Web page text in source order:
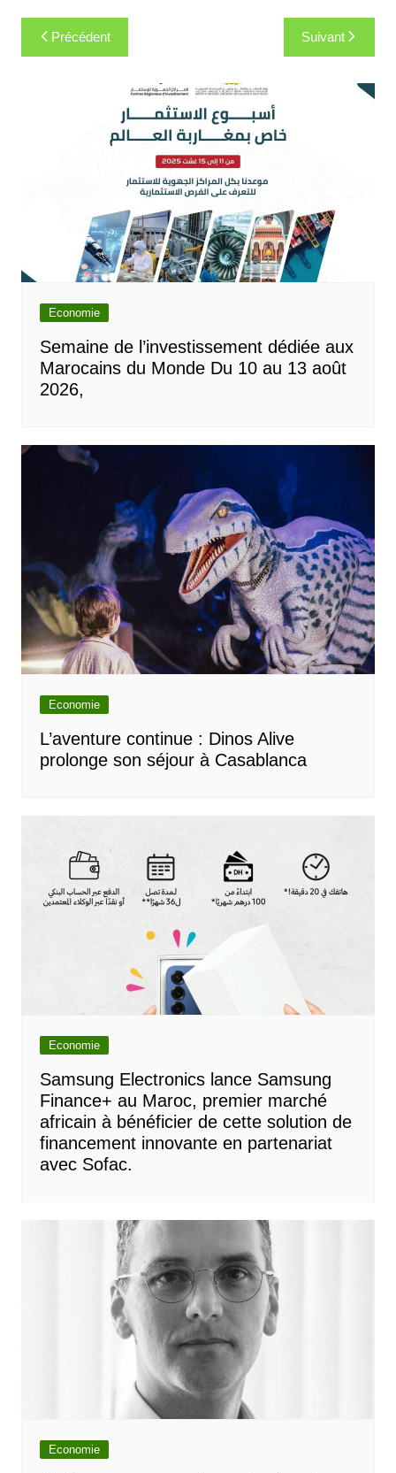
Navigation
de
Précédent Suivant
Economie
Semaine de l’investissement dédiée aux
Marocains du Monde Du 10 au 13 août
2026,
Economie
L’aventure continue : Dinos Alive
prolonge son séjour à Casablanca
Economie
Samsung Electronics lance Samsung
Finance+ au Maroc, premier marché
africain à bénéficier de cette solution de
financement innovante en partenariat
avec Sofac.
Economie